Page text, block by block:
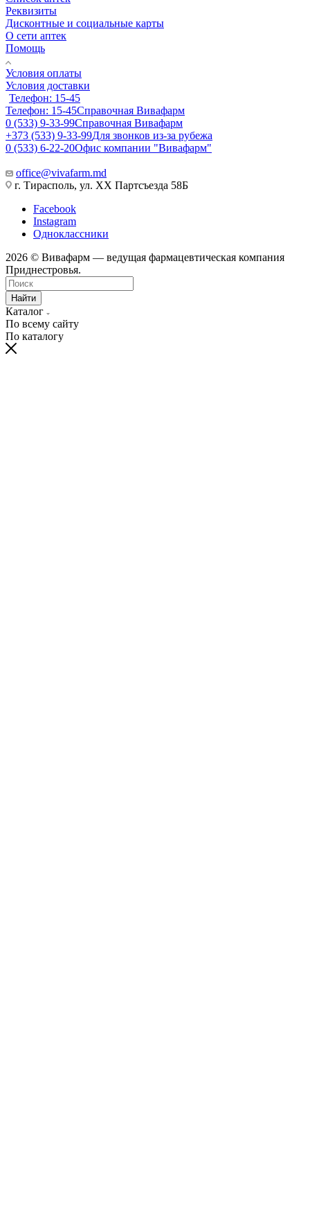
Реквизиты
Дисконтные и социальные карты
О сети аптек
Помощь
Условия оплаты
Условия доставки
Телефон: 15-45
Телефон: 15-45Справочная Вивафарм
0 (533) 9-33-99Справочная Вивафарм
+373 (533) 9-33-99Для звонков из-за рубежа
0 (533) 6-22-20Офис компании "Вивафарм"
office@vivafarm.md
г. Тирасполь, ул. ХХ Партсъезда 58Б
Facebook
Instagram
Одноклассники
2026 © Вивафарм — ведущая фармацевтическая компания
Приднестровья.
Найти
Каталог
По всему сайту
По каталогу